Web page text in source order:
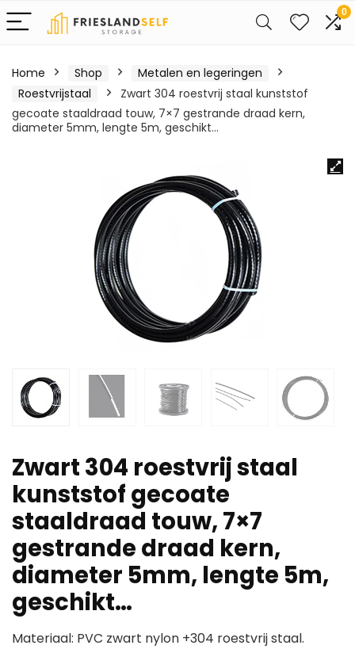
0
Home Shop
Metalen en legeringen
Roestvrijstaal
Zwart 304 roestvrij staal kunststof
gecoate staaldraad touw, 7×7 gestrande draad kern,
diameter 5mm, lengte 5m, geschikt…
Zwart 304 roestvrij staal
kunststof gecoate
staaldraad touw, 7×7
gestrande draad kern,
diameter 5mm, lengte 5m,
geschikt…
Materiaal: PVC zwart nylon +304 roestvrij staal.